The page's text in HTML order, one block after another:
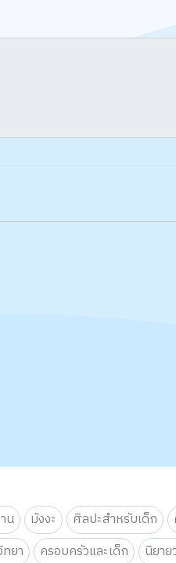
น มังงะ ศิลปะสำหรับเด็ก
ยา ครอบครัวและเด็ก นิยาย